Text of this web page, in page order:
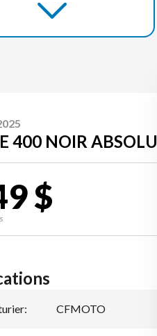
400 NOIR ABSOLU
$
: CFMOTO